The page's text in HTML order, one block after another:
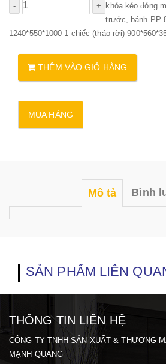
khóa kéo đóng
trước, bánh PP
1240*550*1000 1 chiếc (tháo rời)
THÊM VÀO GIỎ HÀNG
Mô tả Bình
SẢN PHẨM LIÊN
THÔNG TIN LIÊN HỆ
CÔNG TY TNHH SẢN XUẤT & THƯƠNG
MẠNH QUANG